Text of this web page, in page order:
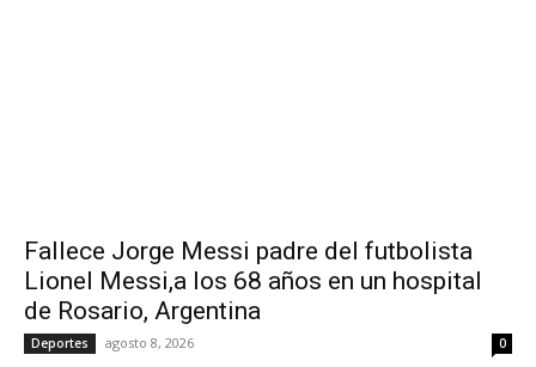
Fallece Jorge Messi padre del futbolista
Lionel Messi,a los 68 años en un hospital
de Rosario, Argentina
Deportes agosto 8, 2026 0